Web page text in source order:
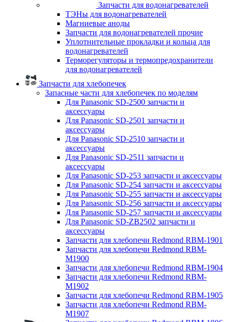
Запчасти для водонагревателей
ТЭНы для водонагревателей
Магниевые аноды
Запчасти для водонагревателей прочие
Уплотнительные прокладки и кольца для
водонагревателей
Терморегуляторы и термопредохранители
для водонагревателей
Запчасти для хлебопечек
Запасные части для хлебопечек по моделям
Для Panasonic SD-2500 запчасти и
аксессуары
Для Panasonic SD-2501 запчасти и
аксессуары
Для Panasonic SD-2510 запчасти и
аксессуары
Для Panasonic SD-2511 запчасти и
аксессуары
Для Panasonic SD-253 запчасти и аксессуары
Для Panasonic SD-254 запчасти и аксессуары
Для Panasonic SD-255 запчасти и аксессуары
Для Panasonic SD-256 запчасти и аксессуары
Для Panasonic SD-257 запчасти и аксессуары
Для Panasonic SD-ZB2502 запчасти и
аксессуары
Запчасти для хлебопечи Redmond RBM-1901
Запчасти для хлебопечи Redmond RBM-
M1900
Запчасти для хлебопечи Redmond RBM-1904
Запчасти для хлебопечи Redmond RBM-
M1902
Запчасти для хлебопечи Redmond RBM-1905
Запчасти для хлебопечи Redmond RBM-
M1907